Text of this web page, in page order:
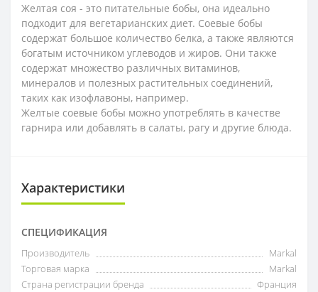
Желтая соя - это питательные бобы, она идеально
подходит для вегетарианских диет. Соевые бобы
содержат большое количество белка, а также являются
богатым источником углеводов и жиров. Они также
содержат множество различных витаминов,
минералов и полезных растительных соединений,
таких как изофлавоны, например.
Желтые соевые бобы можно употреблять в качестве
гарнира или добавлять в салаты, рагу и другие блюда.
Характеристики
СПЕЦИФИКАЦИЯ
Производитель
Markal
Торговая марка
Markal
Страна регистрации бренда
Франция